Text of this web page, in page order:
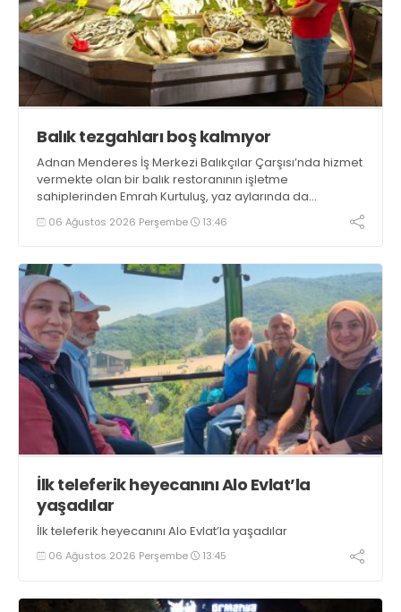
Balık tezgahları boş kalmıyor
Adnan Menderes İş Merkezi Balıkçılar Çarşısı’nda hizmet
vermekte olan bir balık restoranının işletme
sahiplerinden Emrah Kurtuluş, yaz aylarında da
tezgahlarda taze balık bulunduğunu ifade ederek “Yıl
boyunca tezgahlarda taze balık bulmak mümkün
06 Ağustos 2026 Perşembe 13:46
İlk teleferik heyecanını Alo Evlat’la
yaşadılar
İlk teleferik heyecanını Alo Evlat’la yaşadılar
06 Ağustos 2026 Perşembe 13:45